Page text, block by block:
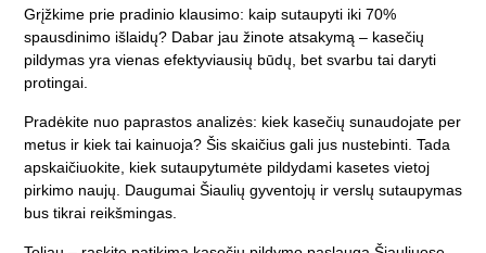
Grįžkime prie pradinio klausimo: kaip sutaupyti iki 70%
spausdinimo išlaidų? Dabar jau žinote atsakymą – kasečių
pildymas yra vienas efektyviausių būdų, bet svarbu tai daryti
protingai.
Pradėkite nuo paprastos analizės: kiek kasečių sunaudojate per
metus ir kiek tai kainuoja? Šis skaičius gali jus nustebinti. Tada
apskaičiuokite, kiek sutaupytumėte pildydami kasetes vietoj
pirkimo naujų. Daugumai Šiaulių gyventojų ir verslų sutaupymas
bus tikrai reikšmingas.